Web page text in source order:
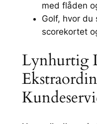
med flåden
Golf, hvor du
scorekortet
Lynhurtig